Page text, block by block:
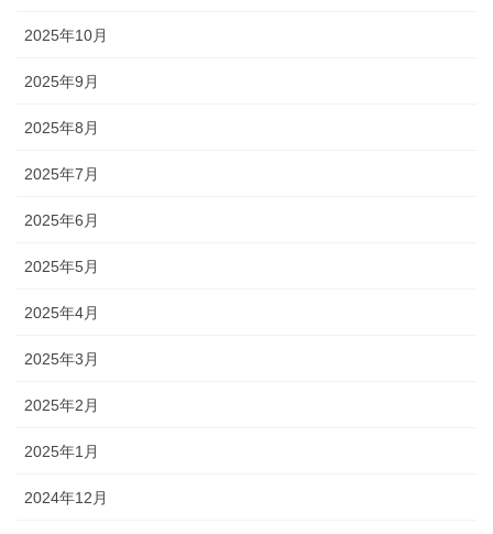
2025年10月
2025年9月
2025年8月
2025年7月
2025年6月
2025年5月
2025年4月
2025年3月
2025年2月
2025年1月
2024年12月